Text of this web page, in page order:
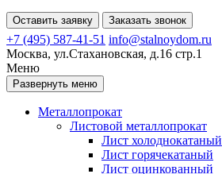
Оставить заявку Заказать звонок
+7 (495) 587-41-51 info@stalnoydom.ru
Москва, ул.Стахановская, д.16 стр.1
Меню
Развернуть меню
Металлопрокат
Листовой металлопрокат
Лист холоднокатаный
Лист горячекатаный
Лист оцинкованный